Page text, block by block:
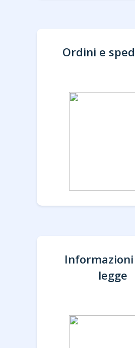
Ordini e
legge